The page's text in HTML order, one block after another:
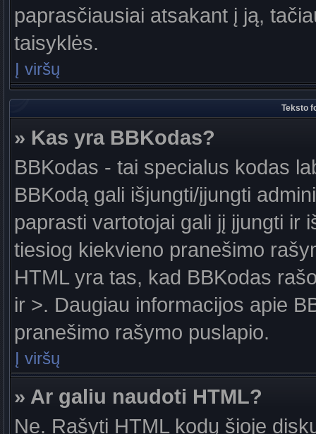
paprasčiausiai atsakant į ją,
taisyklės.
Į viršų
Teksto
» Kas yra BBKodas?
BBKodas - tai specialus kodas
BBKodą gali išjungti/įjungti
paprasti vartotojai gali jį įjungti ir
tiesiog kiekvieno pranešimo
HTML yra tas, kad BBKodas
ir >. Daugiau informacijos apie
pranešimo rašymo puslapio.
Į viršų
» Ar galiu naudoti HTML?
Ne. Rašyti HTML kodų šioje